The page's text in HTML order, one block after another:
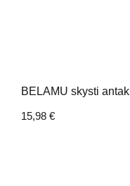
BELAMU skysti
15,98 €